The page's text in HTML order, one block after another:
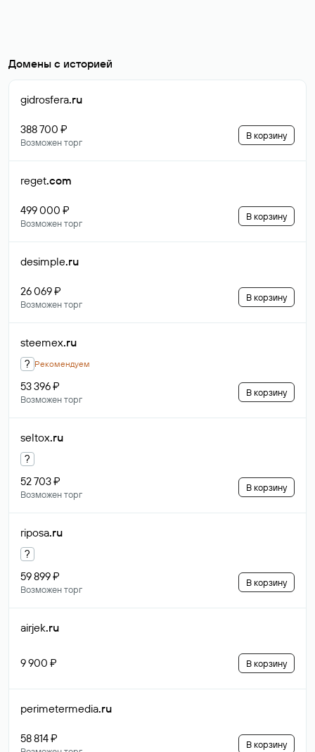
Домены с историей
gidrosfera.ru
388 700 ₽
Возможен торг
В корзину
reget.com
499 000 ₽
Возможен торг
В корзину
desimple.ru
26 069 ₽
Возможен торг
В корзину
steemex.ru
? Рекомендуем
53 396 ₽
Возможен торг
В корзину
seltox.ru
?
52 703 ₽
Возможен торг
В корзину
riposa.ru
?
59 899 ₽
Возможен торг
В корзину
airjek.ru
9 900 ₽ В корзину
perimetermedia.ru
58 814 ₽ В корзину